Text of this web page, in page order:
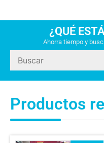
¿QUÉ
Ahorra tiempo y
Productos